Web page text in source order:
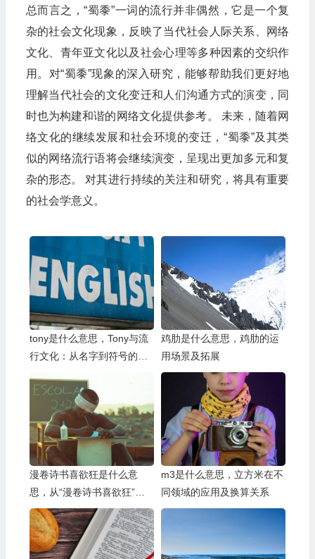
总而言之，“蜀黍”一词的流行并非偶然，它是一个复
杂的社会文化现象，反映了当代社会人际关系、网络
文化、青年亚文化以及社会心理等多种因素的交织作
用。对“蜀黍”现象的深入研究，能够帮助我们更好地
理解当代社会的文化变迁和人们沟通方式的演变，同
时也为构建和谐的网络文化提供参考。 未来，随着网
络文化的继续发展和社会环境的变迁，“蜀黍”及其类
似的网络流行语将会继续演变，呈现出更加多元和复
杂的形态。 对其进行持续的关注和研究，将具有重要
的社会学意义。
tony是什么意思，Tony与流
行文化：从名字到符号的演
鸡肋是什么意思，鸡肋的运
用场景及拓展
漫卷诗书喜欲狂是什么意
思，从“漫卷诗书喜欲狂”看
现代人的阅读困境
m3是什么意思，立方米在不
同领域的应用及换算关系